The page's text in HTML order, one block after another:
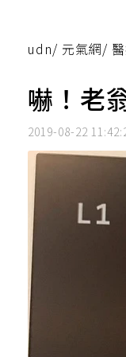
udn/ 元氣網/
嚇！老
2019-08-22